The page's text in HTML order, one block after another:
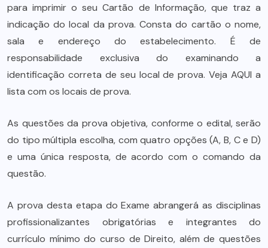
para imprimir o seu Cartão de Informação, que traz a
indicação do local da prova. Consta do cartão o nome,
sala e endereço do estabelecimento. É de
responsabilidade exclusiva do examinando a
identificação correta de seu local de prova. Veja AQUI a
lista com os locais de prova.
As questões da prova objetiva, conforme o edital, serão
do tipo múltipla escolha, com quatro opções (A, B, C e D)
e uma única resposta, de acordo com o comando da
questão.
A prova desta etapa do Exame abrangerá as disciplinas
profissionalizantes obrigatórias e integrantes do
currículo mínimo do curso de Direito, além de questões